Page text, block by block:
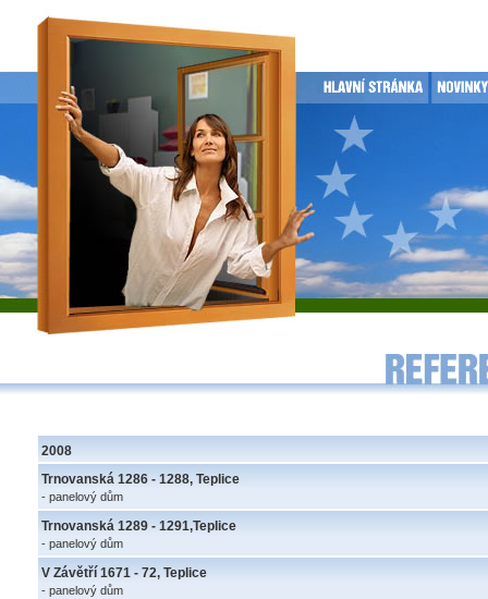
2008
Trnovanská 1286 - 1288, Teplice
- panelový dům
Trnovanská 1289 - 1291,Teplice
- panelový dům
V Závětří 1671 - 72, Teplice
- panelový dům